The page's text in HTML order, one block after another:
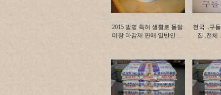
2015 발명 특허 생황토 몰탈
미장 마감재 판매 일반인 …
전국 ..구
집 .전체